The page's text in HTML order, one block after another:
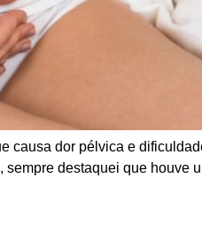
causa dor pélvica e
destaquei que houve